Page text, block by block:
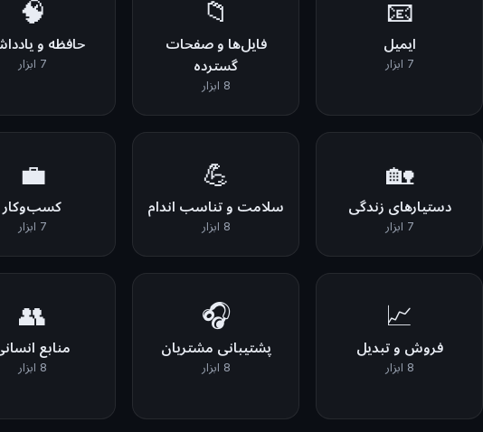
📧
ایمیل
7 ابزار
📁
فایل‌ها و صفحات
گسترده
8 ابزار
🧠
حافظه و
7 ابزار
🏡
دستیارهای زندگی
7 ابزار
💪
سلامت و تناسب اندام
8 ابزار
💼
کسب‌وکار
7 ابزار
📈
فروش و تبدیل
8 ابزار
🎧
پشتیبانی مشتریان
8 ابزار
👥
منابع
8 ابزار